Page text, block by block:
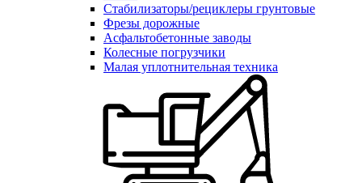
Стабилизаторы/рециклеры грунтовые
Фрезы дорожные
Асфальтобетонные заводы
Колесные погрузчики
Малая уплотнительная техника